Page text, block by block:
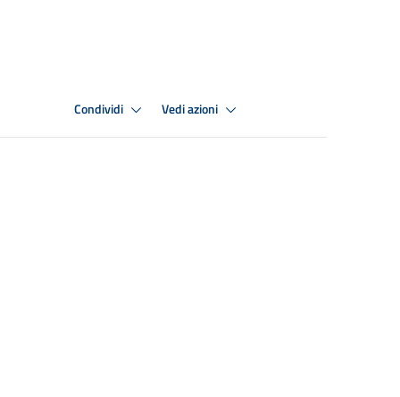
Condividi Vedi azioni